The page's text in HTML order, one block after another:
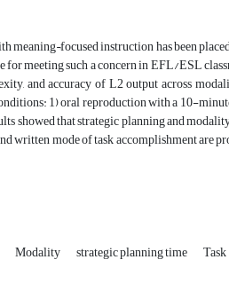
instruction has been
meeting such a concern in EFL/ESL
and accuracy of L2 output across
1) oral reproduction with a 10-
showed that strategic planning and
mode of task accomplishment are
Modality strategic planning time Task